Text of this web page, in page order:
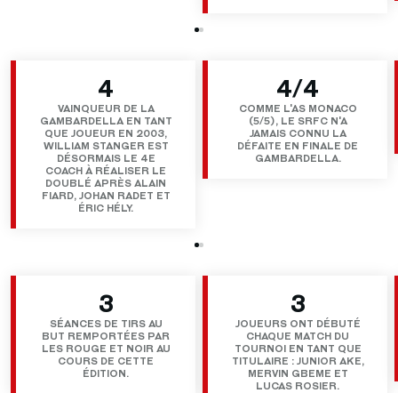
4
VAINQUEUR DE LA
GAMBARDELLA EN TANT
QUE JOUEUR EN 2003,
WILLIAM STANGER EST
DÉSORMAIS LE 4E
COACH À RÉALISER LE
DOUBLÉ APRÈS ALAIN
FIARD, JOHAN RADET ET
ÉRIC HÉLY.
4/4
COMME L'AS MONACO
(5/5), LE SRFC N'A
JAMAIS CONNU LA
DÉFAITE EN FINALE DE
GAMBARDELLA.
3
SÉANCES DE TIRS AU
BUT REMPORTÉES PAR
LES ROUGE ET NOIR AU
COURS DE CETTE
ÉDITION.
3
JOUEURS ONT DÉBUTÉ
CHAQUE MATCH DU
TOURNOI EN TANT QUE
TITULAIRE : JUNIOR AKE,
MERVIN GBEME ET
LUCAS ROSIER.